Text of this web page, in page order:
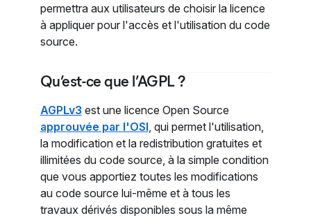
permettra aux utilisateurs de choisir la licence
à appliquer pour l'accès et l'utilisation du code
source.
Qu’est-ce que l’AGPL ?
AGPLv3 est une licence Open Source
approuvée par l'OSI , qui permet l'utilisation,
la modification et la redistribution gratuites et
illimitées du code source, à la simple condition
que vous apportiez toutes les modifications
au code source lui-même et à tous les
travaux dérivés disponibles sous la même